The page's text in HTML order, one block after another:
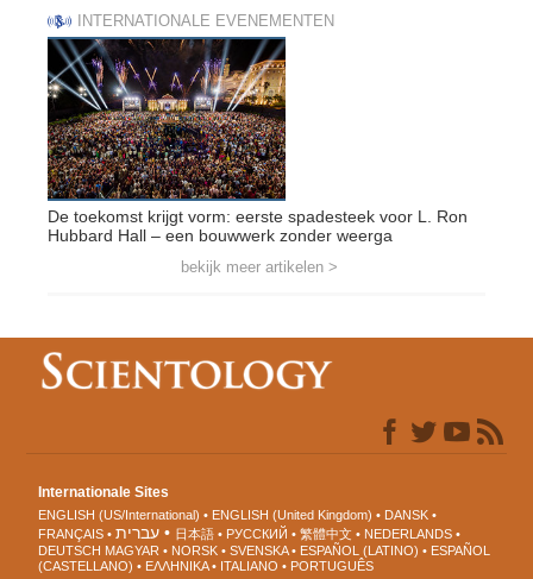
INTERNATIONALE EVENEMENTEN
De toekomst krijgt vorm: eerste spadesteek voor L. Ron
Hubbard Hall – een bouwwerk zonder weerga
bekijk meer artikelen >
Internationale Sites
ENGLISH (US/International) ENGLISH (United Kingdom)
DANSK
FRANÇAIS
עברית 日本語 РУССКИЙ 繁體中文
NEDERLANDS
DEUTSCH MAGYAR NORSK SVENSKA ESPAÑOL (LATINO)
ESPAÑOL
(CASTELLANO)
ΕΛΛΗΝΙΚA ITALIANO PORTUGUÊS